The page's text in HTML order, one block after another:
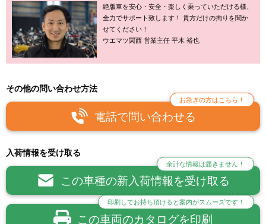
絶版車を安心・安全・楽しく乗っていただける様、
全力でサポート致します！ 貴方だけの拘りを聞か
せてください！
ウエマツ関西 営業主任 平木 裕也
その他の問い合わせ方法
電話で問い合わせる
お急ぎの方はこちら！
入荷情報を受け取る
この車種の新入荷情報を受け取る
余計な情報は届きません！
この車両のカタログを印刷
印刷してお持ち頂けると案内がスムーズです！